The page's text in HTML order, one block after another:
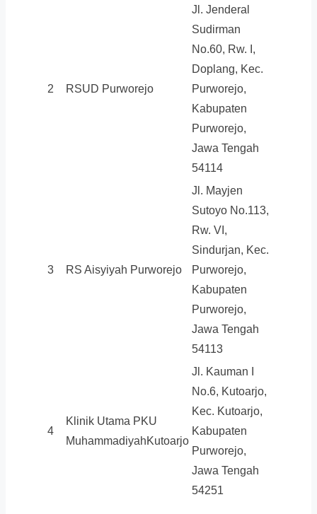
2 RSUD Purworejo
Jl. Jenderal
Sudirman
No.60, Rw. I,
Doplang, Kec.
Purworejo,
Kabupaten
Purworejo,
Jawa Tengah
54114
3 RS Aisyiyah Purworejo
Jl. Mayjen
Sutoyo No.113,
Rw. VI,
Sindurjan, Kec.
Purworejo,
Kabupaten
Purworejo,
Jawa Tengah
54113
4
Klinik Utama PKU
MuhammadiyahKutoarjo
Jl. Kauman I
No.6, Kutoarjo,
Kec. Kutoarjo,
Kabupaten
Purworejo,
Jawa Tengah
54251